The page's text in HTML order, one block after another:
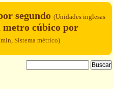
segundo (Unidades inglesas
metro cúbico por
min, Sistema métrico)